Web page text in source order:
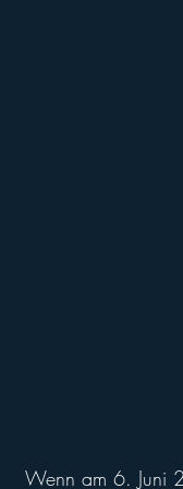
Wenn am 6. Juni